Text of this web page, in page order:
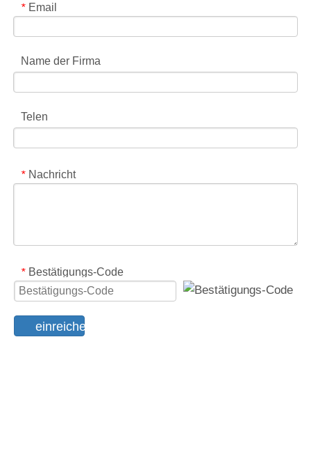
* Email
Name der Firma
Telen
* Nachricht
* Bestätigungs-Code
einreichen